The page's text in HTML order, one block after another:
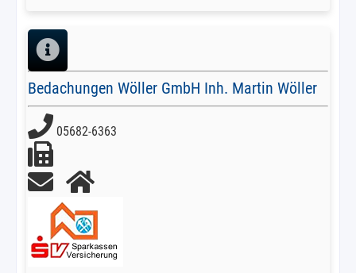
Bedachungen Wöller GmbH Inh. Martin Wöller
05682-6363